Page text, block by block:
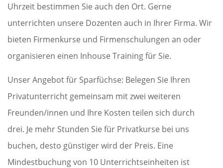
Uhrzeit bestimmen Sie auch den Ort. Gerne
unterrichten unsere Dozenten auch in Ihrer Firma. Wir
bieten Firmenkurse und Firmenschulungen an oder
organisieren einen Inhouse Training für Sie.
Unser Angebot für Sparfüchse: Belegen Sie Ihren
Privatunterricht gemeinsam mit zwei weiteren
Freunden/innen und Ihre Kosten teilen sich durch
drei. Je mehr Stunden Sie für Privatkurse bei uns
buchen, desto günstiger wird der Preis. Eine
Mindestbuchung von 10 Unterrichtseinheiten ist